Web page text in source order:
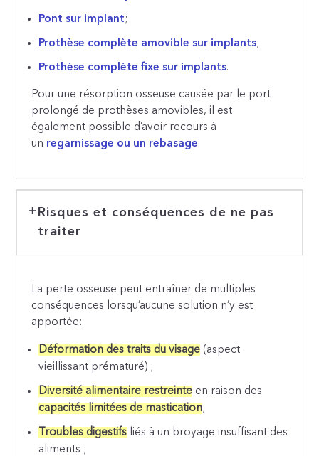
Pont sur implant;
Prothèse complète amovible sur implants;
Prothèse complète fixe sur implants.
Pour une résorption osseuse causée par le port
prolongé de prothèses amovibles, il est
également possible d’avoir recours à
un regarnissage ou un rebasage.
Risques et conséquences de ne pas
traiter
La perte osseuse peut entraîner de multiples
conséquences lorsqu’aucune solution n’y est
apportée:
Déformation des traits du visage (aspect
vieillissant prématuré) ;
Diversité alimentaire restreinte en raison des
capacités limitées de mastication;
Troubles digestifs liés à un broyage insuffisant des
aliments ;